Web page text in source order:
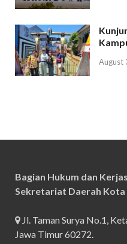
August
Bagian Hukum dan
Sekretariat Daerah Kota
Jl. Taman Surya No.1,
Jawa Timur 60272.